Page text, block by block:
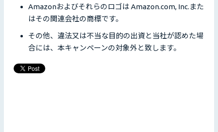
Amazonおよびそれらのロゴは Amazon.com, Inc.また
はその関連会社の商標です。
その他、違法又は不当な目的の出資と当社が認めた場
合には、本キャンペーンの対象外と致します。